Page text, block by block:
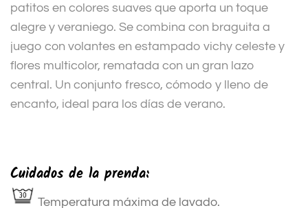
patitos en colores suaves que aporta un toque
alegre y veraniego. Se combina con braguita a
juego con volantes en estampado vichy celeste y
flores multicolor, rematada con un gran lazo
central. Un conjunto fresco, cómodo y lleno de
encanto, ideal para los días de verano.
Cuidados de la prenda:
Temperatura máxima de lavado.